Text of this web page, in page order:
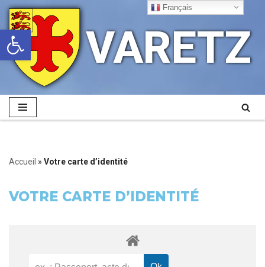
Ouvrir la barre d’outils
Aller
au
contenu
VARETZ
Accueil » Votre carte d’identité
VOTRE CARTE D’IDENTITÉ
Français